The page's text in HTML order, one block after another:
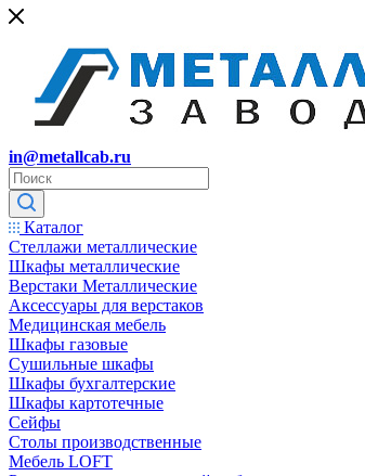
in@metallcab.ru
Каталог
Стеллажи металлические
Шкафы металлические
Верстаки Металлические
Аксессуары для верстаков
Медицинская мебель
Шкафы газовые
Сушильные шкафы
Шкафы бухгалтерские
Шкафы картотечные
Сейфы
Столы производственные
Мебель LOFT